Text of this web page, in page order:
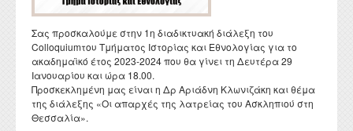
Διατελέσαντες Πρόεδροι
Ομότιμοι Καθηγητές
Διατελέσαντα μέλη ΔΕΠ
Επίτιμοι Καθηγητές
Επίτιμοι Διδάκτορες
Διάρκεια φοίτησης
Κατατακτήριες εξετάσεις
Τοπική Ιστορία, Πολιτισμός και Προστασία της
Προσεγγίσεις και Ψηφιακές Εφαρμογές
Πολιτισμικές Σπουδές: Νέος Ελληνισμός και Βαλκάνια
Ωρολόγιο Πρόγραμμα
Πρόγραμμα Εξεταστικής
Σύμβουλος σπουδών
ΔΟΑΤΑΠ
Εργαστήριο Βυζαντινών και Μεταβυζαντινών Ερευνών
Εργαστήριο Τεχνολογίας, Έρευνας και Εφαρμογών στην
Εκπαίδευση
Υγειονομική περίθαλψη
Δομή Συμβουλευτικής και Προσβασιμότητας
Σύλλογος αποφοίτων
Συνέδρια - Ημερίδες Τμήματος
Δραστηριότητες Τμήματος
Απολογισμοί πεπραγμένων του Τμήματος
Έντυπα
Κανονισμός ακαδημαϊκού συμβούλου σπουδών
Κανονισμός Προπτυχιακών Διπλωματικών Εργασιών
Κανονισμός Διδακτορικών Σπουδών
Κανονισμός Εκπόνησης Μεταδιδακτορικής Έρευνας
Επικοινωνία
Σας προσκαλούμε στην 1η διαδικτυακή διάλεξη του
Colloquiumτου Τμήματος Ιστορίας και Εθνολογίας για το
ακαδημαϊκό έτος 2023-2024 που θα γίνει τη Δευτέρα 29
Ιανουαρίου και ώρα 18.00.
Προσκεκλημένη μας είναι η Δρ Αριάδνη Κλωνιζάκη και θέμα
της διάλεξης «Οι απαρχές της λατρείας του Ασκληπιού στη
Θεσσαλία».